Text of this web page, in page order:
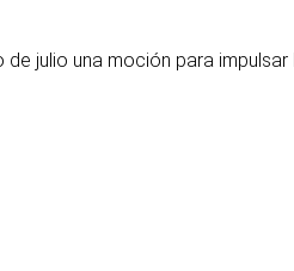
julio una moción para